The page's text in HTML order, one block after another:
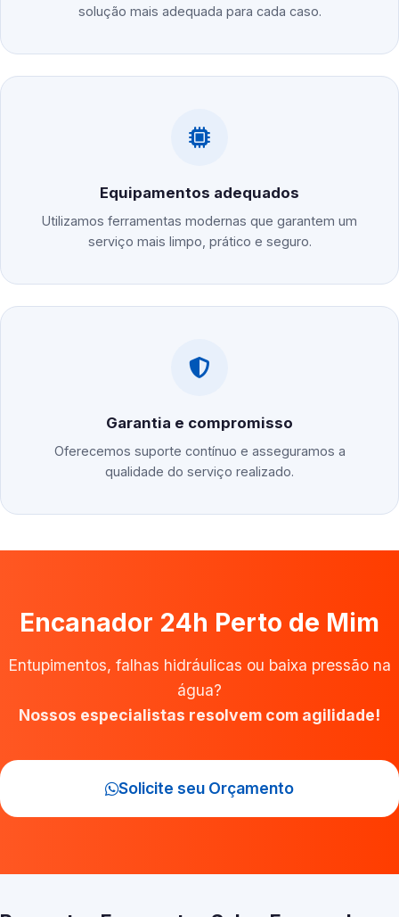
solução mais adequada para cada caso.
Equipamentos adequados
Utilizamos ferramentas modernas que garantem um
serviço mais limpo, prático e seguro.
Garantia e compromisso
Oferecemos suporte contínuo e asseguramos a
qualidade do serviço realizado.
Encanador 24h Perto de Mim
Entupimentos, falhas hidráulicas ou baixa pressão na
água?
Nossos especialistas resolvem com agilidade!
Solicite seu Orçamento